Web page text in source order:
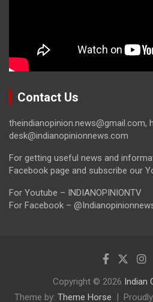
Contact Us
theindianopinion.news@gmail.com,
desk@indianopinionnews.com
For getting useful news and
Facebook page and subscribe our
For Youtube – INDIANOPINIONTV
For Facebook –
Copyright © 2026 Indian
Theme by: Theme Horse